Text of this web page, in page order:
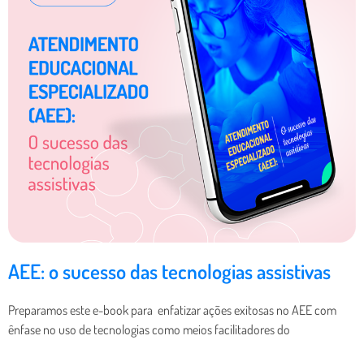
AEE: o sucesso das tecnologias assistivas
Preparamos este e-book para enfatizar ações exitosas no AEE com
ênfase no uso de tecnologias como meios facilitadores do